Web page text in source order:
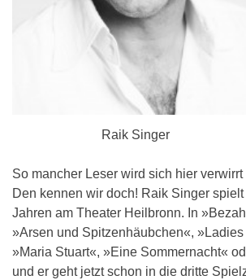
Raik Singer
So mancher Leser wird sich hier
Den kennen wir doch! Raik Singer
Jahren am Theater Heilbronn. In
»Arsen und Spitzenhäubchen«,
»Maria Stuart«, »Eine Sommernacht«
und er geht jetzt schon in die dritte